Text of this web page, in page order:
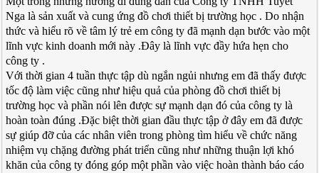
Nga là sản xuất và cung ứng đồ chơi thiết bị trường học . Do nhận
thức và hiểu rõ về tâm lý trẻ em công ty đã mạnh dạn bước vào một
lĩnh vực kinh doanh mới này .Đây là lĩnh vực đầy hứa hẹn cho
công ty .
Với thời gian 4 tuần thực tập dù ngắn ngủi nhưng em đã thấy được
tốc độ làm việc cũng như hiệu quả của phòng đồ chơi thiết bị
trường học và phần nói lên được sự mạnh dạn đó của công ty là
hoàn toàn đúng .Đặc biệt thời gian đầu thực tập ở đây em đã được
sự giúp đỡ của các nhân viên trong phòng tìm hiểu về chức năng
nhiệm vụ chặng đường phát triển cũng như những thuận lợi khó
khăn của công ty đóng góp một phần vào việc hoàn thành báo cáo